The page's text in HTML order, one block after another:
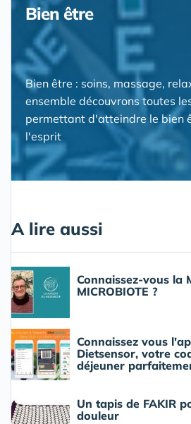
Bien être
Bien être : soins, massage,
ensemble découvrons toutes
permettant d'atteindre le bien
l'esprit
A lire aussi
Connaissez-vous la
MICROBIOTE ?
Connaissez vous
Dietsensor, votre
déjeuner
Un tapis de FAKIR
douleur